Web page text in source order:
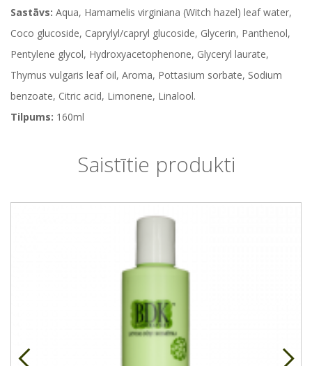
Sastāvs: Aqua, Hamamelis virginiana (Witch hazel) leaf water,
Coco glucoside, Caprylyl/capryl glucoside, Glycerin, Panthenol,
Pentylene glycol, Hydroxyacetophenone, Glyceryl laurate,
Thymus vulgaris leaf oil, Aroma, Pottasium sorbate, Sodium
benzoate, Citric acid, Limonene, Linalool.
Tilpums: 160ml
Saistītie produkti